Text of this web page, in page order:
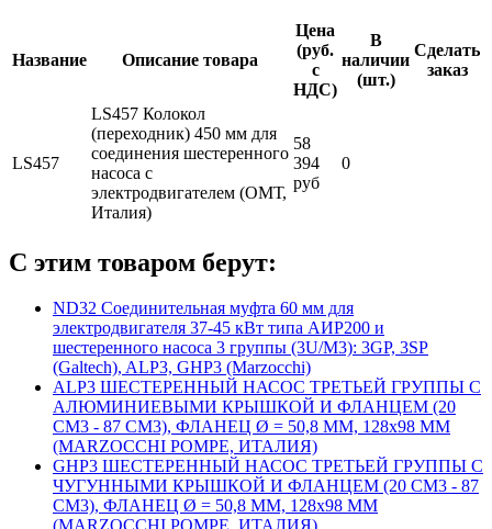
Название Описание товара
Цена
(руб.
с
НДС)
В
наличии
(шт.)
Сделать
заказ
LS457
LS457 Колокол
(переходник) 450 мм для
соединения шестеренного
насоса с
электродвигателем (ОМТ,
Италия)
58
394
руб
0
С этим товаром берут:
ND32 Соединительная муфта 60 мм для
электродвигателя 37-45 кВт типа АИР200 и
шестеренного насоса 3 группы (3U/M3): 3GP, 3SP
(Galtech), ALP3, GHP3 (Marzocchi)
ALP3 ШЕСТЕРЕННЫЙ НАСОС ТРЕТЬЕЙ ГРУППЫ С
АЛЮМИНИЕВЫМИ КРЫШКОЙ И ФЛАНЦЕМ (20
СМ3 - 87 СМ3), ФЛАНЕЦ Ø = 50,8 ММ, 128x98 ММ
(MARZOCCHI POMPE, ИТАЛИЯ)
GHP3 ШЕСТЕРЕННЫЙ НАСОС ТРЕТЬЕЙ ГРУППЫ С
ЧУГУННЫМИ КРЫШКОЙ И ФЛАНЦЕМ (20 СМ3 - 87
СМ3), ФЛАНЕЦ Ø = 50,8 ММ, 128x98 ММ